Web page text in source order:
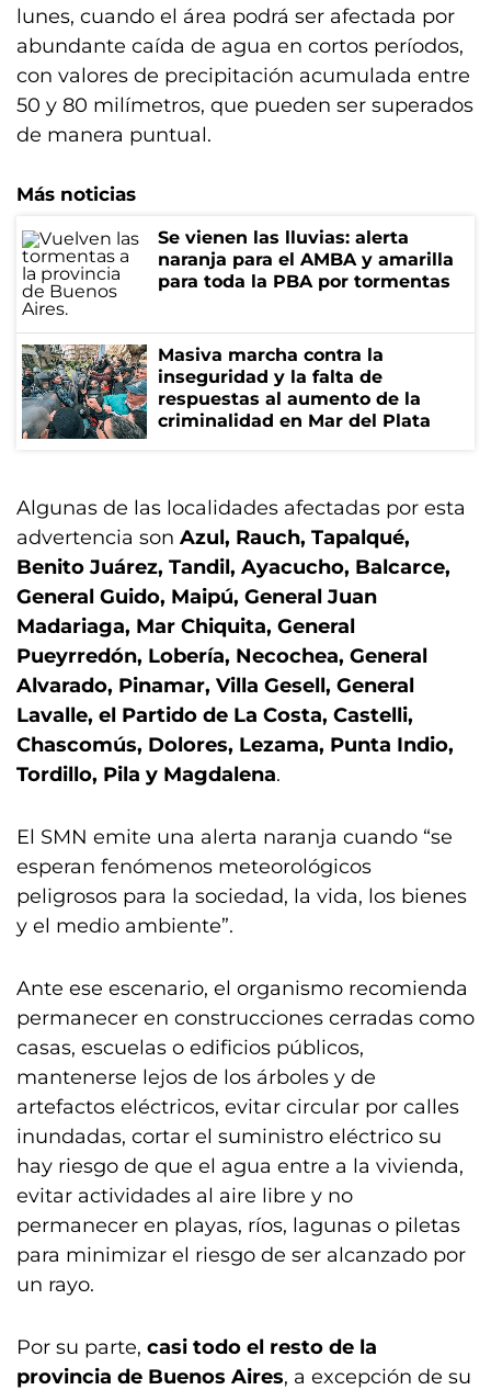
lunes, cuando el área podrá ser afectada por
abundante caída de agua en cortos períodos,
con valores de precipitación acumulada entre
50 y 80 milímetros, que pueden ser superados
de manera puntual.
Más noticias
Se vienen las lluvias: alerta
naranja para el AMBA y amarilla
para toda la PBA por tormentas
Masiva marcha contra la
inseguridad y la falta de
respuestas al aumento de la
criminalidad en Mar del Plata
Algunas de las localidades afectadas por esta
advertencia son Azul, Rauch, Tapalqué,
Benito Juárez, Tandil, Ayacucho, Balcarce,
General Guido, Maipú, General Juan
Madariaga, Mar Chiquita, General
Pueyrredón, Lobería, Necochea, General
Alvarado, Pinamar, Villa Gesell, General
Lavalle, el Partido de La Costa, Castelli,
Chascomús, Dolores, Lezama, Punta Indio,
Tordillo, Pila y Magdalena.
El SMN emite una alerta naranja cuando “se
esperan fenómenos meteorológicos
peligrosos para la sociedad, la vida, los bienes
y el medio ambiente”.
Ante ese escenario, el organismo recomienda
permanecer en construcciones cerradas como
casas, escuelas o edificios públicos,
mantenerse lejos de los árboles y de
artefactos eléctricos, evitar circular por calles
inundadas, cortar el suministro eléctrico su
hay riesgo de que el agua entre a la vivienda,
evitar actividades al aire libre y no
permanecer en playas, ríos, lagunas o piletas
para minimizar el riesgo de ser alcanzado por
un rayo.
Por su parte, casi todo el resto de la
provincia de Buenos Aires, a excepción de su